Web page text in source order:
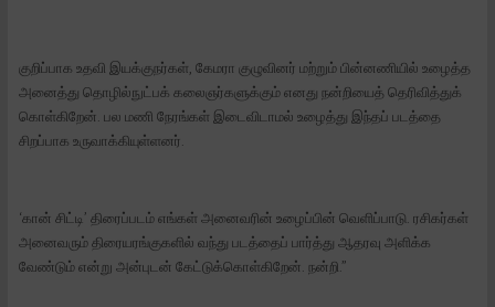
குறிப்பாக உதவி இயக்குநர்கள், கேமரா குழுவினர் மற்றும் பின்னணியில் உழைத்த
அனைத்து தொழில்நுட்பக் கலைஞர்களுக்கும் எனது நன்றியைத் தெரிவித்துக்
கொள்கிறேன். பல மணி நேரங்கள் இடைவிடாமல் உழைத்து இந்தப் படத்தை
சிறப்பாக உருவாக்கியுள்ளனர்.
‘கான் சிட்டி’ திரைப்படம் எங்கள் அனைவரின் உழைப்பின் வெளிப்பாடு. ரசிகர்கள்
அனைவரும் திரையரங்குகளில் வந்து படத்தைப் பார்த்து ஆதரவு அளிக்க
வேண்டும் என்று அன்புடன் கேட்டுக்கொள்கிறேன். நன்றி.”